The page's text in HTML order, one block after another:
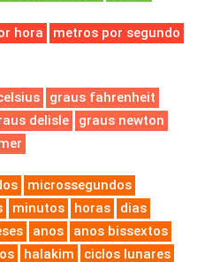
hora
metros por segundo
graus fahrenheit
delisle
graus newton
microssegundos
minutos horas
dias
anos
anos bissextos
halakim
ciclos lunares